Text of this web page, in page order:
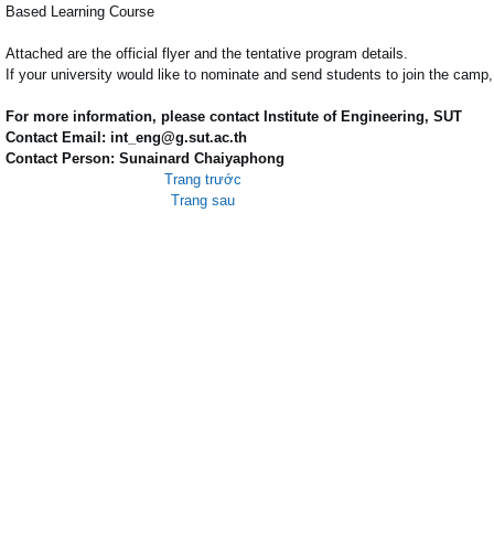
Based Learning Course
Attached are the official flyer and the tentative program details.
If your university would like to nominate and send students to join the
For more information, please contact Institute of Engineering, SUT
Contact Email: int_eng@g.sut.ac.th
Contact Person: Sunainard Chaiyaphong
Trang trước
Trang sau